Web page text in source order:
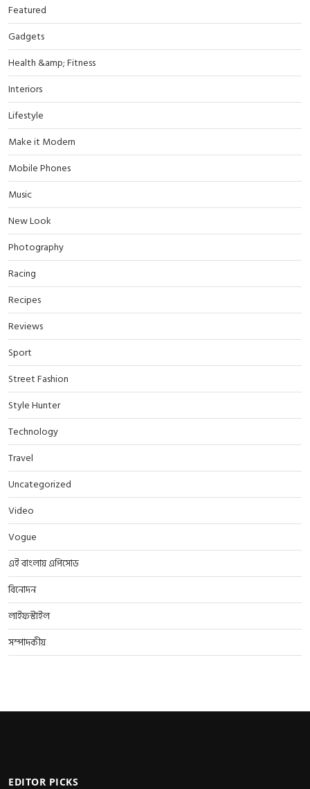
Featured
Gadgets
Health &amp; Fitness
Interiors
Lifestyle
Make it Modern
Mobile Phones
Music
New Look
Photography
Racing
Recipes
Reviews
Sport
Street Fashion
Style Hunter
Technology
Travel
Uncategorized
Video
Vogue
এই বাংলায় এপিসোড
বিনোদন
লাইফস্টাইল
সম্পাদকীয়
EDITOR PICKS